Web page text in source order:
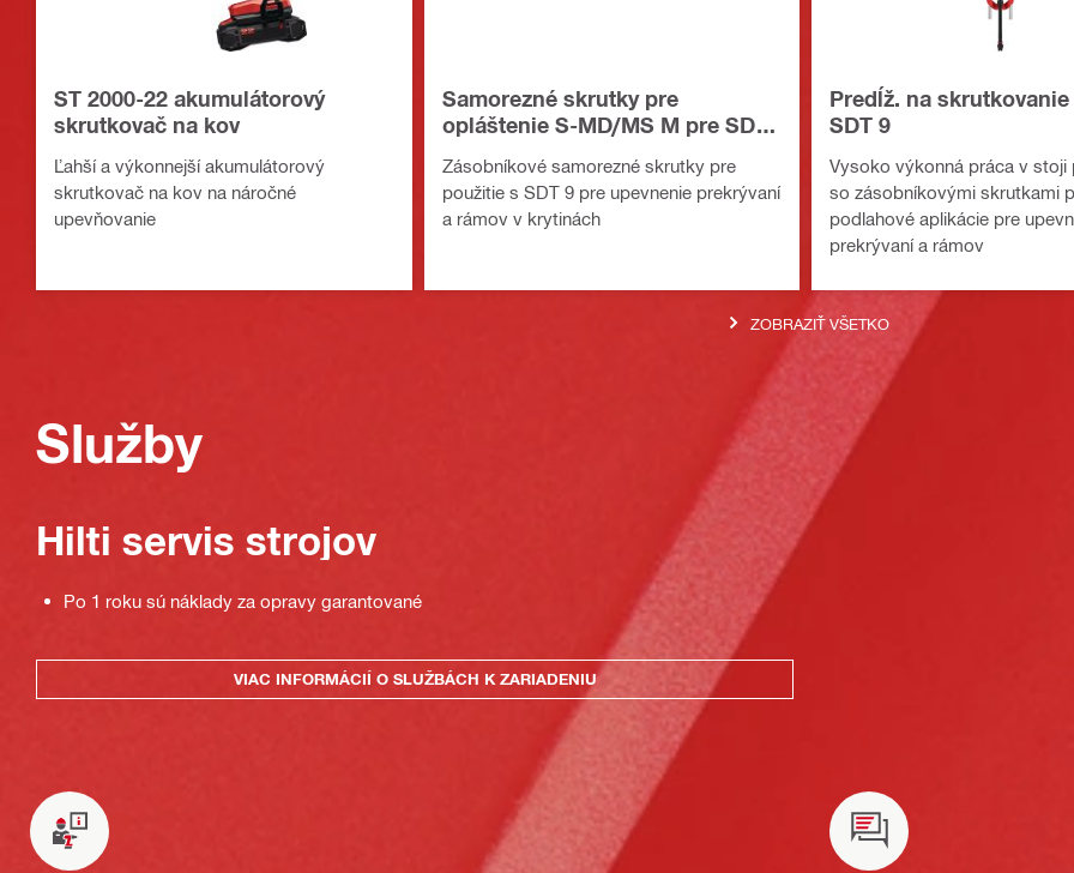
ST 2000-22 akumulátorový
skrutkovač na kov
Ľahší a výkonnejší akumulátorový
skrutkovač na kov na náročné
upevňovanie
Samorezné skrutky pre
opláštenie S-MD/MS M pre SDT
Zásobníkové samorezné skrutky pre
použitie s SDT 9 pre upevnenie prekrývaní
a rámov v krytinách
Predĺž. na
SDT 9
Vysoko výkonná práca v stoji
so zásobníkovými skrutkami
podlahové aplikácie pre
prekrývaní a rámov
ZOBRAZIŤ VŠETKO
Služby
Hilti servis strojov
Po 1 roku sú náklady za opravy garantované
VIAC INFORMÁCIÍ O SLUŽBÁCH K ZARIADENIU